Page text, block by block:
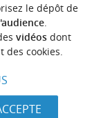
le dépôt de
.
vidéosdont
cookies.